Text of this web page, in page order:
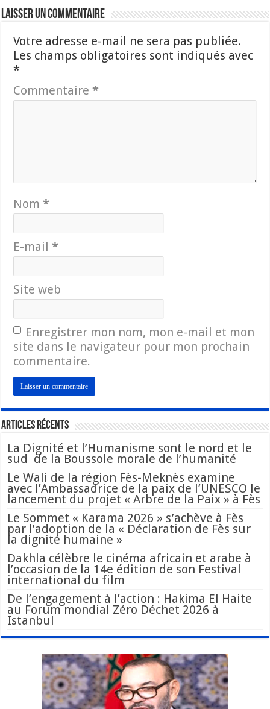
Laisser un commentaire
Votre adresse e-mail ne sera pas publiée.
Les champs obligatoires sont indiqués avec
*
Commentaire*
Nom*
E-mail*
Site web
Enregistrer mon nom, mon e-mail et mon
site dans le navigateur pour mon prochain
commentaire.
Articles Récents
La Dignité et l’Humanisme sont le nord et le
sud de la Boussole morale de l’humanité
Le Wali de la région Fès-Meknès examine
avec l’Ambassadrice de la paix de l’UNESCO le
lancement du projet « Arbre de la Paix » à Fès
Le Sommet « Karama 2026 » s’achève à Fès
par l’adoption de la « Déclaration de Fès sur
la dignité humaine »
Dakhla célèbre le cinéma africain et arabe à
l’occasion de la 14e édition de son Festival
international du film
De l’engagement à l’action : Hakima El Haite
au Forum mondial Zéro Déchet 2026 à
Istanbul